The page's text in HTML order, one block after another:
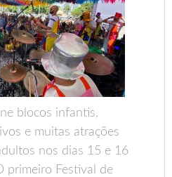
blocos infantis,
e muitas atrações
nos dias 15 e 16
primeiro Festival de